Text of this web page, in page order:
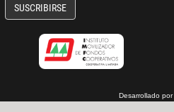
SUSCRIBIRSE
Desarrollado por